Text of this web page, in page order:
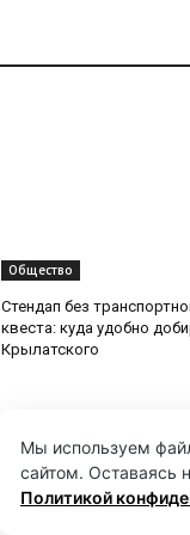
Общество
Стендап без
квеста: куда удобно
Крылатского
Мы используем
сайтом. Оставаясь
Политикой